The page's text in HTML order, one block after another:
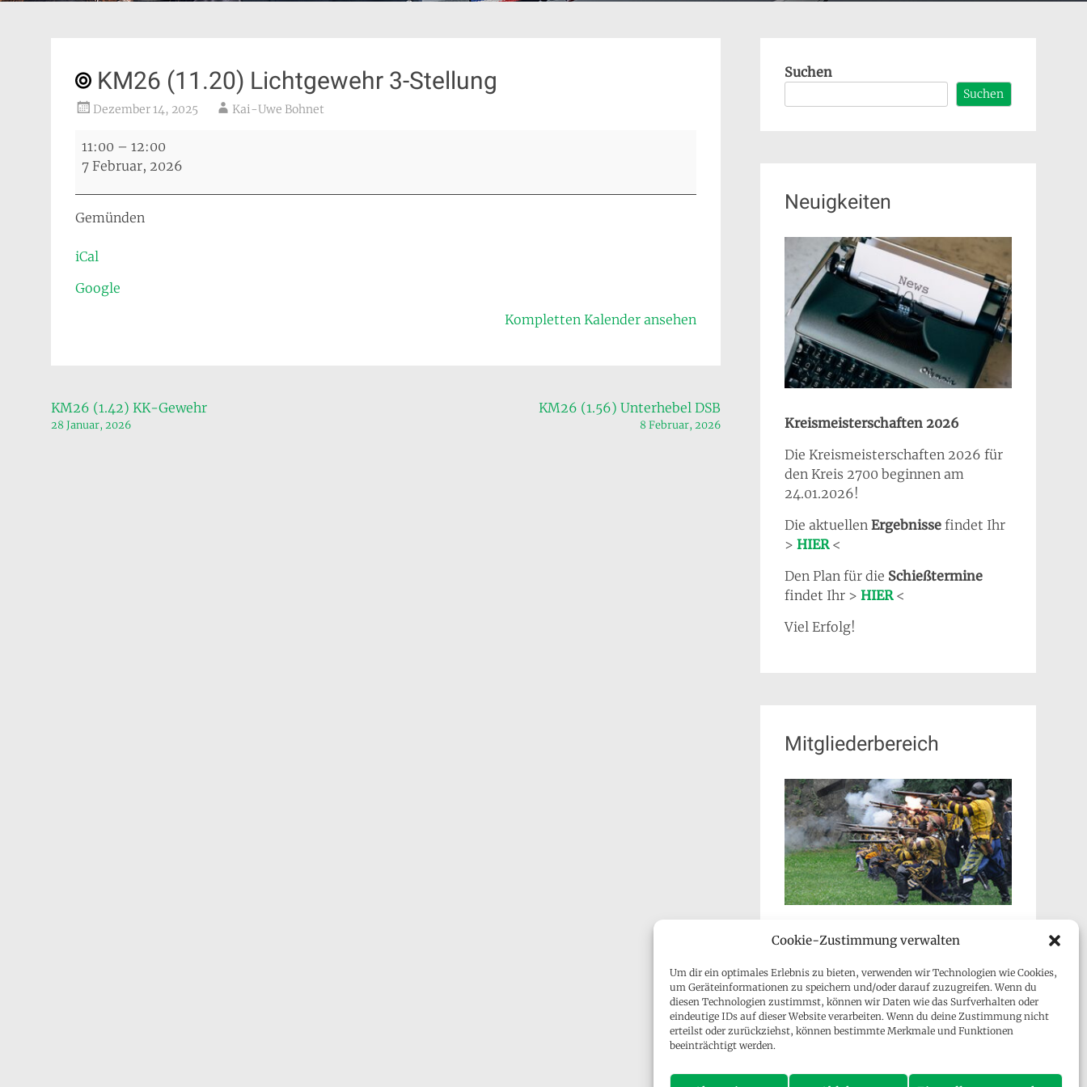
Cookie-Zustimmung verwalten
Um dir ein optimales Erlebnis zu bieten, verwenden wir Technologien wie Cookies,
um Geräteinformationen zu speichern und/oder darauf zuzugreifen. Wenn du
diesen Technologien zustimmst, können wir Daten wie das Surfverhalten oder
eindeutige IDs auf dieser Website verarbeiten. Wenn du deine Zustimmung nicht
erteilst oder zurückziehst, können bestimmte Merkmale und Funktionen
beeinträchtigt werden.
KM26 (11.20) Lichtgewehr 3-Stellung
Dezember 14, 2025 Kai-Uwe Bohnet
KM26
(11.20)
Lichtgewehr
3-
Stellung
11:00 – 12:00
7 Februar, 2026
Gemünden
iCal
Google
Kompletten Kalender ansehen
Beitragsnavigation
KM26 (1.42) KK-Gewehr
28 Januar, 2026
KM26 (1.56) Unterhebel DSB
8 Februar, 2026
Suchen
Suchen
Neuigkeiten
Kreismeisterschaften 2026
Die Kreismeisterschaften 2026 für
den Kreis 2700 beginnen am
24.01.2026!
Die aktuellen Ergebnissefindet Ihr
> HIER<
Den Plan für die Schießtermine
findet Ihr > HIER<
Viel Erfolg!
Mitgliederbereich
Besucher gesamt:128.263